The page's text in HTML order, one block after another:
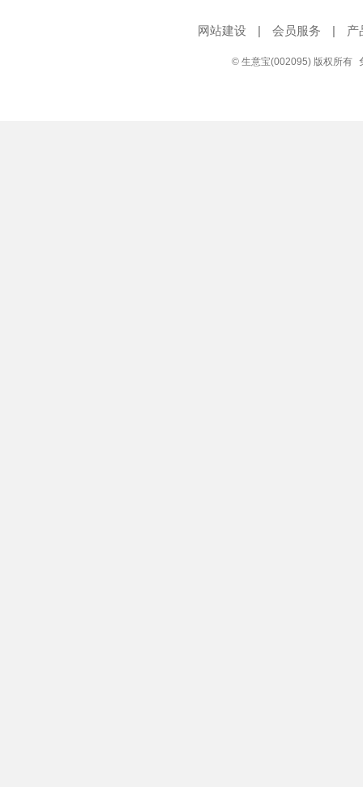
网站建设 | 会员服务 | 产
© 生意宝(002095) 版权所有